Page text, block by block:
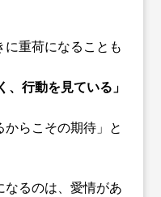
重荷になることも
、行動を見ている」
らこその期待」と
るのは、愛情があ